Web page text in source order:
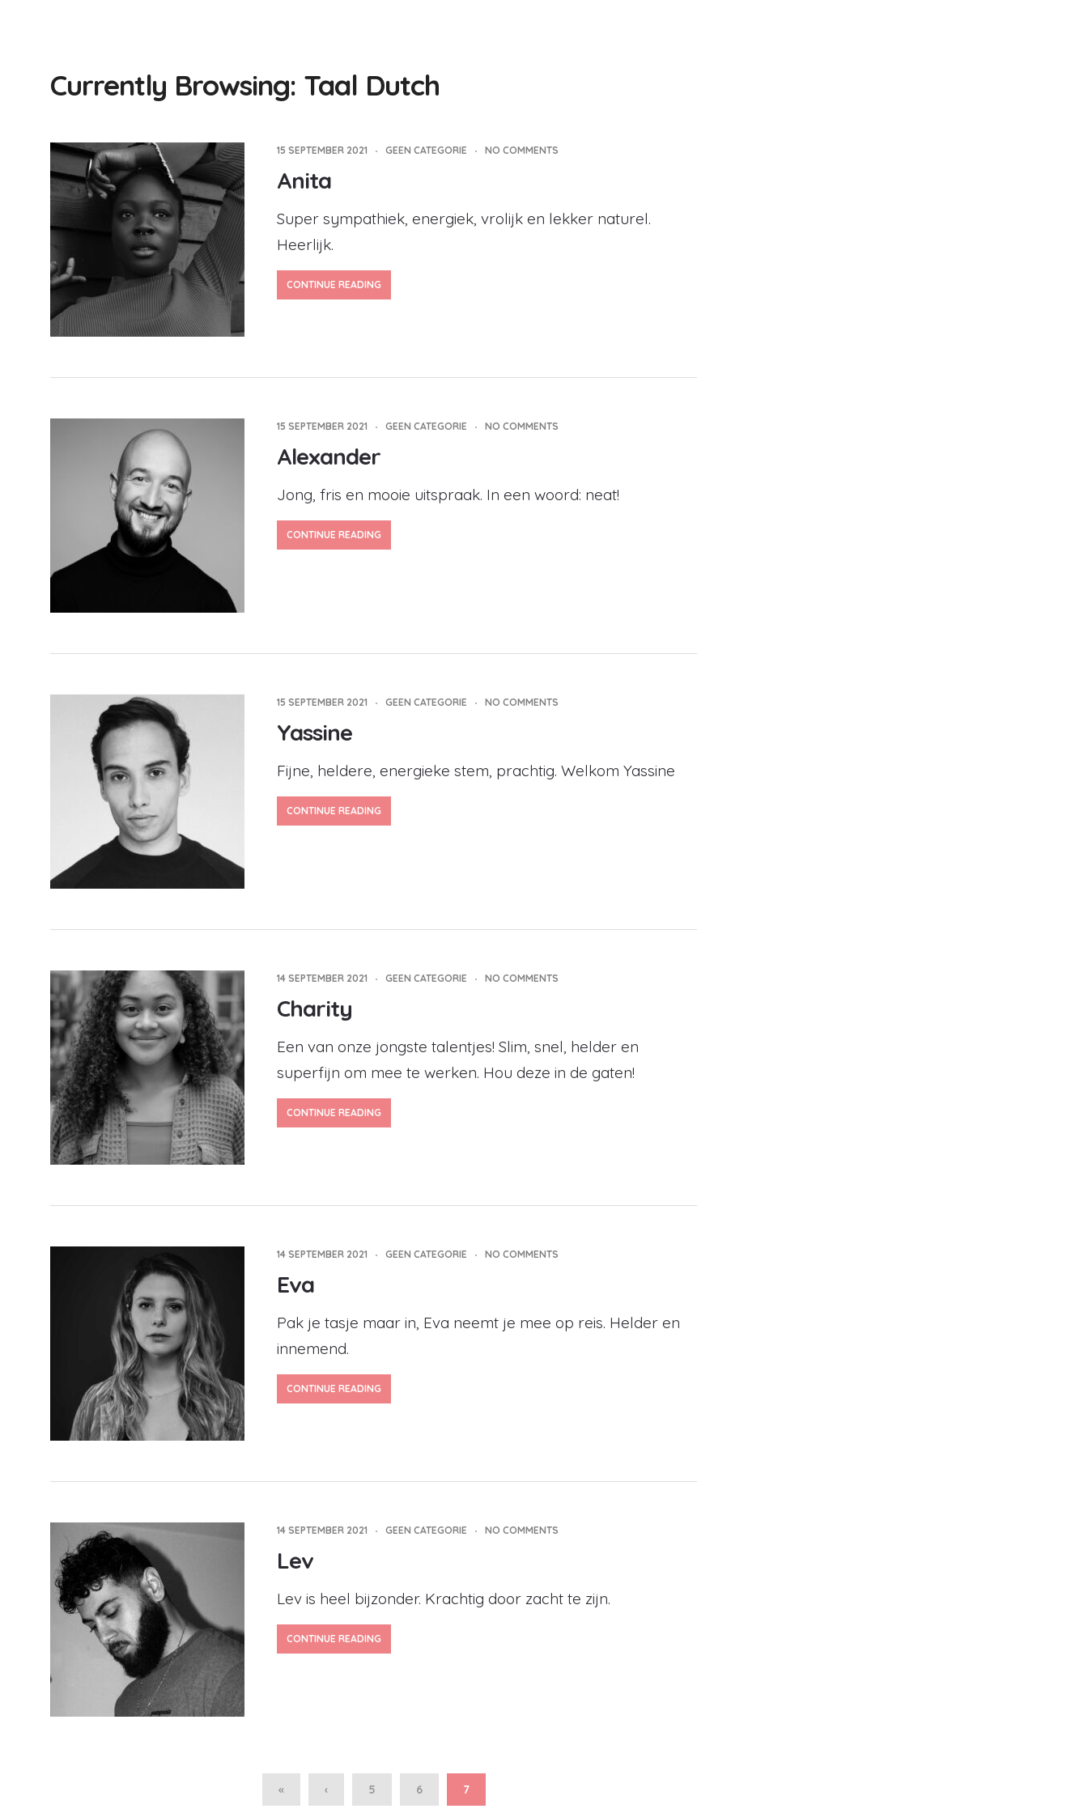
Currently Browsing: Taal Dutch
15 SEPTEMBER 2021 GEEN CATEGORIE NO COMMENTS
Anita
Super sympathiek, energiek, vrolijk en lekker naturel.
Heerlijk.
CONTINUE READING
15 SEPTEMBER 2021 GEEN CATEGORIE NO COMMENTS
Alexander
Jong, fris en mooie uitspraak. In een woord: neat!
CONTINUE READING
15 SEPTEMBER 2021 GEEN CATEGORIE NO COMMENTS
Yassine
Fijne, heldere, energieke stem, prachtig. Welkom Yassine
CONTINUE READING
14 SEPTEMBER 2021 GEEN CATEGORIE NO COMMENTS
Charity
Een van onze jongste talentjes! Slim, snel, helder en
superfijn om mee te werken. Hou deze in de gaten!
CONTINUE READING
14 SEPTEMBER 2021 GEEN CATEGORIE NO COMMENTS
Eva
Pak je tasje maar in, Eva neemt je mee op reis. Helder en
innemend.
CONTINUE READING
14 SEPTEMBER 2021 GEEN CATEGORIE NO COMMENTS
Lev
Lev is heel bijzonder. Krachtig door zacht te zijn.
CONTINUE READING
« ‹ 5 6 7